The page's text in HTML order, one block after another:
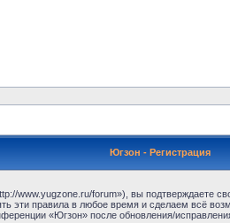
Югзон - Регистрация
forum»), вы подтверждаете
эти правила в любое время и сделаем всё
«Югзон» после обновления/